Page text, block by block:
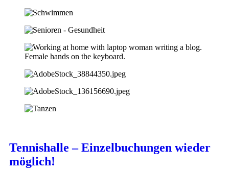
Tennishalle – Einzelbuchungen wieder
möglich!